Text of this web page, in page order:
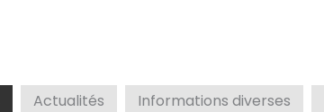
Actualités Informations diverses